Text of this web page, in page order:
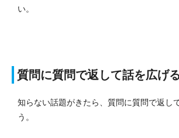
い。
質問に質問で返して話を広げ
知らない話題がきたら、質問に質問で返し
う。